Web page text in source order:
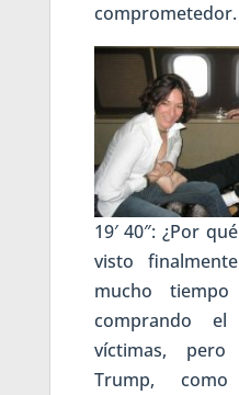
comprometedor.
19′ 40″: ¿Por
visto
mucho
comprando
víctimas, pero
Trump,